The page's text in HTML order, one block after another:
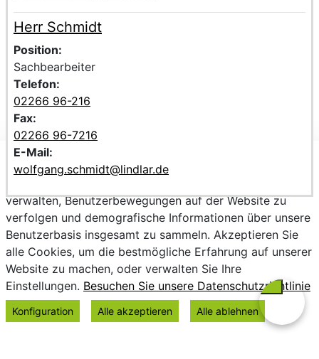
Beschreibung der zuständigen KontaktpersonHerr
Voller Name:
Herr Schmidt
Position:
Sachbearbeiter
Telefon:
02266 96-216
Fax:
02266 96-7216
E-Mail:
wolfgang.schmidt@lindlar.de
Wir verwenden Cookies, um personalisierte Inhalte
verwalten, Benutzerbewegungen auf der Website zu
verfolgen und demografische Informationen über unsere
Benutzerbasis insgesamt zu sammeln. Akzeptieren Sie
alle Cookies, um die bestmögliche Erfahrung auf unserer
Website zu machen, oder verwalten Sie Ihre
Einstellungen. Besuchen Sie unsere Datenschutzrichtlinie
Konfiguration Alle akzeptieren Alle ablehnen